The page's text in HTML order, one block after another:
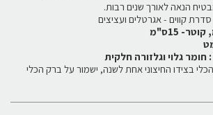
הנאה לאורך שנים רבות.
קווים - אגרטלים ועציצים
חומר גלוי וגלזורה חלקית
הכלי בצידו החיצוני אחת לשנה, ישמור על ברק הכלי